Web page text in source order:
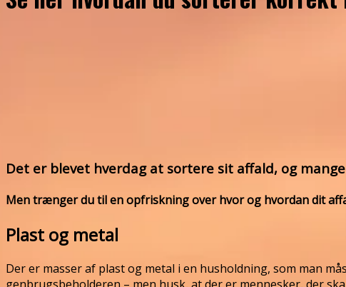
Det er blevet hverdag at sortere sit affald, og
Men trænger du til en opfriskning over hvor og hvordan dit
Plast og metal
Der er masser af plast og metal i en husholdning, som man